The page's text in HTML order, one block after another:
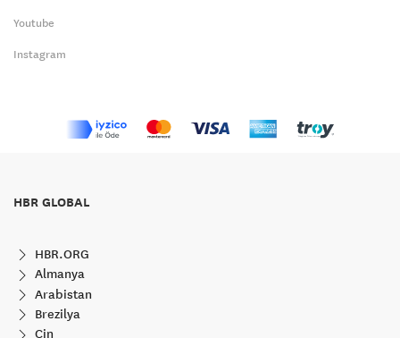
Youtube
Instagram
HBR GLOBAL
HBR.ORG
Almanya
Arabistan
Brezilya
Çin